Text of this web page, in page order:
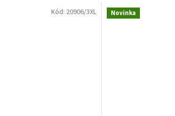
Kód: 20906/3XL Novinka